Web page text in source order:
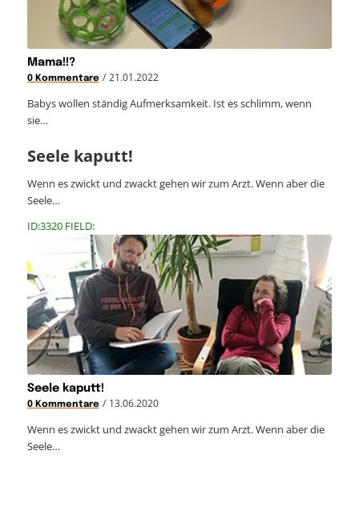
Mama!!?
0 Kommentare / 21.01.2022
Babys wollen ständig Aufmerksamkeit. Ist es schlimm, wenn
sie…
Seele kaputt!
Wenn es zwickt und zwackt gehen wir zum Arzt. Wenn aber die
Seele…
ID:3320 FIELD:
Seele kaputt!
0 Kommentare / 13.06.2020
Wenn es zwickt und zwackt gehen wir zum Arzt. Wenn aber die
Seele…